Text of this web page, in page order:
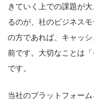
きていく上での課題が
るのが、社のビジネス
の方であれば、キャッ
前です。大切なことは
です。
当社のプラットフォー